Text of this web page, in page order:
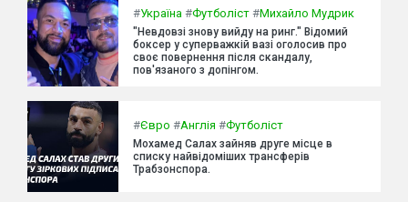
#Україна #Футболіст #Михайло Мудрик
"Невдовзі знову вийду на ринг." Відомий
боксер у суперважкій вазі оголосив про
своє повернення після скандалу,
пов'язаного з допінгом.
#Євро #Англія #Футболіст
Мохамед Салах зайняв друге місце в
списку найвідоміших трансферів
Трабзонспора.